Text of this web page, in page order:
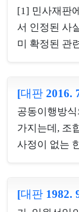
수 있는지 여
제2 주식양
회사에 대...
은 아니다. 대
용하려고 돈
로 상행위에
[2] 채무의 변
여진 경우에
때뿐만 아니
이행기...
[1] 민사재판
서 인정된 사
미 확정된 관
득하는 방법
반환청구권
터 보관을 위
에 반환청구
양도하고 지
다. [3] 주권의
[대판 2016.
공동이행방
가지는데, 조
사정이 없는
되는 행위로
[대판 1982.